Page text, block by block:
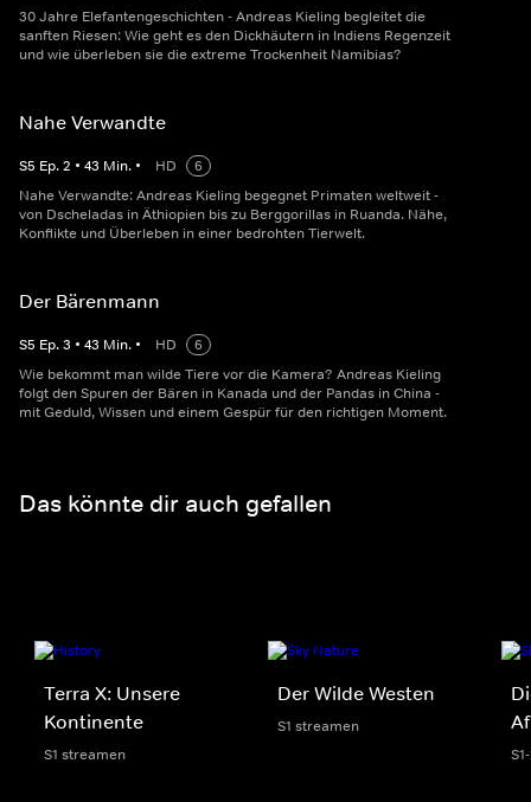
30 Jahre Elefantengeschichten - Andreas Kieling begleitet die
sanften Riesen: Wie geht es den Dickhäutern in Indiens Regenzeit
und wie überleben sie die extreme Trockenheit Namibias?
Nahe Verwandte
S5 Ep.2 • 43 Min. • HD
6
Nahe Verwandte: Andreas Kieling begegnet Primaten weltweit -
von Dscheladas in Äthiopien bis zu Berggorillas in Ruanda. Nähe,
Konflikte und Überleben in einer bedrohten Tierwelt.
Der Bärenmann
S5 Ep.3 • 43 Min. • HD
6
Wie bekommt man wilde Tiere vor die Kamera? Andreas Kieling
folgt den Spuren der Bären in Kanada und der Pandas in China -
mit Geduld, Wissen und einem Gespür für den richtigen Moment.
Das könnte dir auch gefallen
Terra X: Unsere
Kontinente
S1 streamen
Der Wilde Westen
S1 streamen